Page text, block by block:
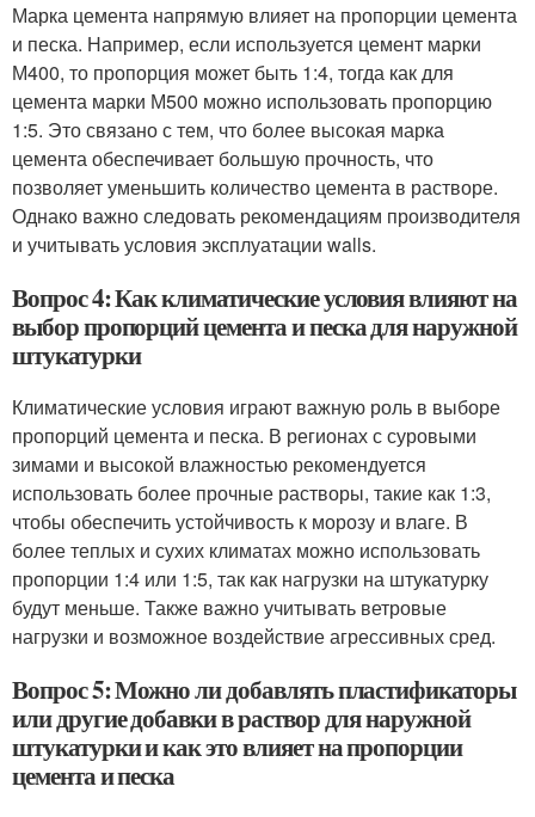
Марка цемента напрямую влияет на пропорции цемента
и песка. Например, если используется цемент марки
М400, то пропорция может быть 1:4, тогда как для
цемента марки М500 можно использовать пропорцию
1:5. Это связано с тем, что более высокая марка
цемента обеспечивает большую прочность, что
позволяет уменьшить количество цемента в растворе.
Однако важно следовать рекомендациям производителя
и учитывать условия эксплуатации walls.
Вопрос 4: Как климатические условия влияют на
выбор пропорций цемента и песка для наружной
штукатурки
Климатические условия играют важную роль в выборе
пропорций цемента и песка. В регионах с суровыми
зимами и высокой влажностью рекомендуется
использовать более прочные растворы, такие как 1:3,
чтобы обеспечить устойчивость к морозу и влаге. В
более теплых и сухих климатах можно использовать
пропорции 1:4 или 1:5, так как нагрузки на штукатурку
будут меньше. Также важно учитывать ветровые
нагрузки и возможное воздействие агрессивных сред.
Вопрос 5: Можно ли добавлять пластификаторы
или другие добавки в раствор для наружной
штукатурки и как это влияет на пропорции
цемента и песка